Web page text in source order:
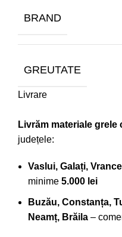
BRAND
GREUTATE
Livrare
Livrăm materiale
județele:
Vaslui, Galați,
minime 5.000 lei
Buzău, Constanța,
Neamț, Brăila –